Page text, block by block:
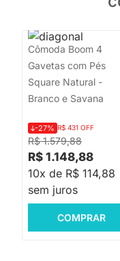
Cômoda Boom 4
Gavetas com Pés
Square Natural -
Branco e Savana
R$ 1.579,88
-27% R$ 431 OFF
R$ 1.148,88
10x de R$ 114,88
sem juros
COMPRAR